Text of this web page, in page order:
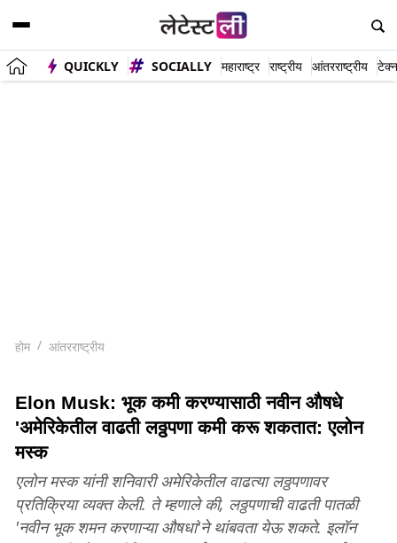
QUICKLY SOCIALLY महाराष्ट्र राष्ट्रीय आंतरराष्ट्रीय
होम आंतरराष्ट्रीय
Elon Musk: भूक कमी करण्यासाठी नवीन औषधे
'अमेरिकेतील वाढती लठ्ठपणा कमी करू शकतात: एलोन
मस्क
एलोन मस्क यांनी शनिवारी अमेरिकेतील वाढत्या लठ्ठपणावर
प्रतिक्रिया व्यक्त केली. ते म्हणाले की, लठ्ठपणाची वाढती पातळी
'नवीन भूक शमन करणाऱ्या औषधां'ने थांबवता येऊ शकते. इलॉन